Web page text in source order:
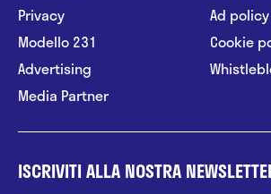
Privacy
Modello 231
Advertising
Media Partner
Ad policy
Cookie
ISCRIVITI ALLA NOSTRA